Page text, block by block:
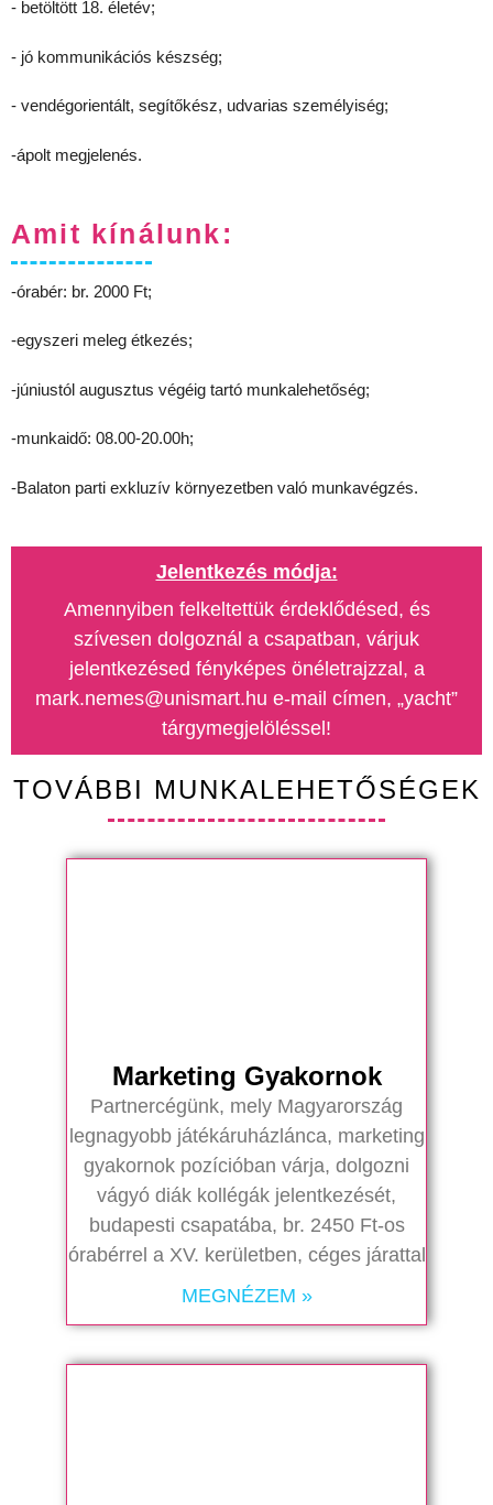
- betöltött 18. életév;
- jó kommunikációs készség;
- vendégorientált, segítőkész, udvarias személyiség;
-ápolt megjelenés.
Amit kínálunk:
-órabér: br. 2000 Ft;
-egyszeri meleg étkezés;
-júniustól augusztus végéig tartó munkalehetőség;
-munkaidő: 08.00-20.00h;
-Balaton parti exkluzív környezetben való munkavégzés.
Jelentkezés módja:
Amennyiben felkeltettük érdeklődésed, és
szívesen dolgoznál a csapatban, várjuk
jelentkezésed fényképes önéletrajzzal, a
mark.nemes@unismart.hu e-mail címen, „yacht”
tárgymegjelöléssel!
TOVÁBBI MUNKALEHETŐSÉGEK
Marketing Gyakornok
Partnercégünk, mely Magyarország
legnagyobb játékáruházlánca, marketing
gyakornok pozícióban várja, dolgozni
vágyó diák kollégák jelentkezését,
budapesti csapatába, br. 2450 Ft-os
órabérrel a XV. kerületben, céges járattal
MEGNÉZEM »